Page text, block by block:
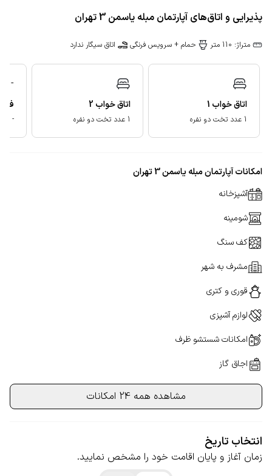
پذیرایی و اتاق‌های آپارتمان مبله یاسمن 3 تهران
متراژ: 110 متر حمام + سرویس فرنگی اتاق سیگار ندارد
اتاق خواب 1
1 عدد تخت دو نفره
اتاق خواب 2
1 عدد تخت دو نفره
-
-
امکانات آپارتمان مبله یاسمن 3 تهران
آشپزخانه
شومینه
کف سنگ
مشرف به شهر
قوری و کتری
لوازم آشپزی
امکانات شستشو ظرف
اجاق گاز
مشاهده همه 24 امکانات
انتخاب تاریخ
زمان آغاز و پایان اقامت خود را مشخص نمایید.